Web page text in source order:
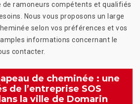
de ramoneurs compétents et qualifiés
Nous vous proposons un large
selon vos préférences et vos
informations concernant le
contacter.
de cheminée : une
de l’entreprise SOS
la ville de Domarin